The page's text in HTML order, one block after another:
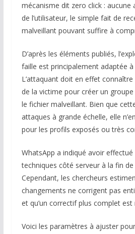
mécanisme dit zero click : aucune
de l’utilisateur, le simple fait de
malveillant pouvant suffire à
D’après les éléments publiés,
faille est principalement adaptée
L’attaquant doit en effet
de la victime pour créer un
le fichier malveillant. Bien que
attaques à grande échelle, elle
pour les profils exposés ou très
WhatsApp a indiqué avoir
techniques côté serveur à la fin de
Cependant, les chercheurs
changements ne corrigent pas
et qu’un correctif plus complet est
Voici les paramètres à ajuster